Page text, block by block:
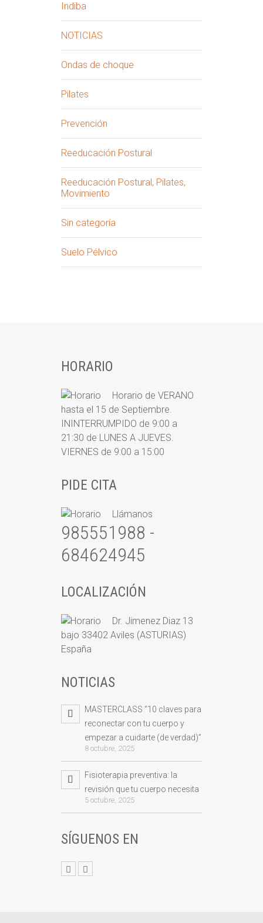
Indiba
NOTICIAS
Ondas de choque
Pilates
Prevención
Reeducación Postural
Reeducación Postural, Pilates,
Movimiento
Sin categoría
Suelo Pélvico
HORARIO
Horario de VERANO
hasta el 15 de Septiembre.
ININTERRUMPIDO de 9:00 a
21:30 de LUNES A JUEVES.
VIERNES de 9:00 a 15:00
PIDE CITA
Llámanos
985551988 -
684624945
LOCALIZACIÓN
Dr. Jimenez Diaz 13
bajo 33402 Aviles (ASTURIAS)
España
NOTICIAS
MASTERCLASS “10 claves para
reconectar con tu cuerpo y
empezar a cuidarte (de verdad)”
8 octubre, 2025
Fisioterapia preventiva: la
revisión que tu cuerpo necesita
5 octubre, 2025
SÍGUENOS EN